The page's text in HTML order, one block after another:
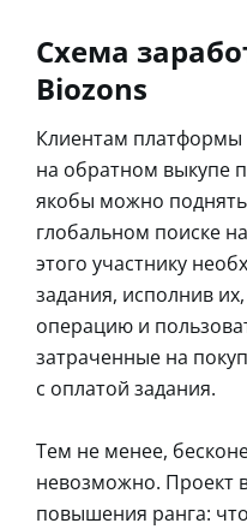
Схема
Biozons
Клиентам платформы
на обратном выкупе
якобы можно
глобальном поиске
этого участнику
задания, исполнив
операцию и
затраченные на
с оплатой задания.
Тем не менее,
невозможно. Проект
повышения ранга: